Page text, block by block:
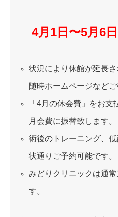
4月1日〜5月6
状況により休館が延長
随時ホームページなどご
「4月の休会費」をお
月会費に振替致します。
術後のトレーニング、
状通りご予約可能です。
みどりクリニックは通
す。